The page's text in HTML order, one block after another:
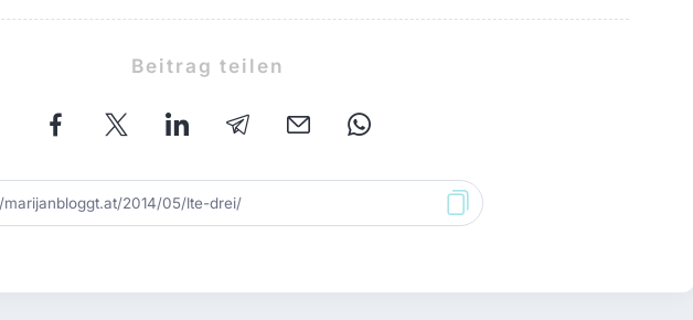
Beitrag teilen